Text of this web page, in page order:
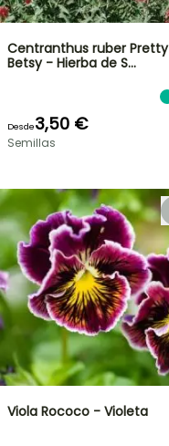
Centranthus ruber Pretty
Betsy - Hierba de S…
Desde3,50 €
Semillas
Viola Rococo - Violeta